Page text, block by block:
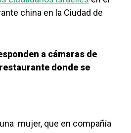
china en la Ciudad de
a cámaras de
donde se
mujer, que en compañía